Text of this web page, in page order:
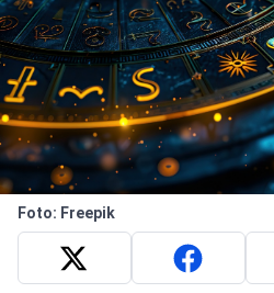
Foto: Freepik